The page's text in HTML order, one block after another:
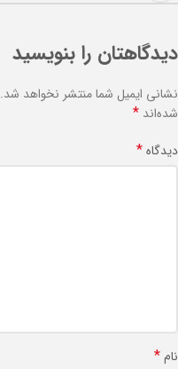
دیدگاهتان را بنویسید
نشانی ایمیل شما منتشر نخواهد شد.
شده‌اند *
دیدگاه*
نام*